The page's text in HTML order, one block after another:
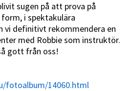
sugen på att prova på
i spektakulära
vi definitivt rekommendera en
med Robbie som instruktör.
gott från oss!
fotoalbum/14060.html